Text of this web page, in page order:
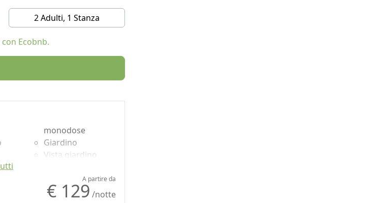
2 Adulti, 1 Stanza
Ecobnb.
monodose
Giardino
Vista giardino
indipendenteA partire da
€ 129 /notte